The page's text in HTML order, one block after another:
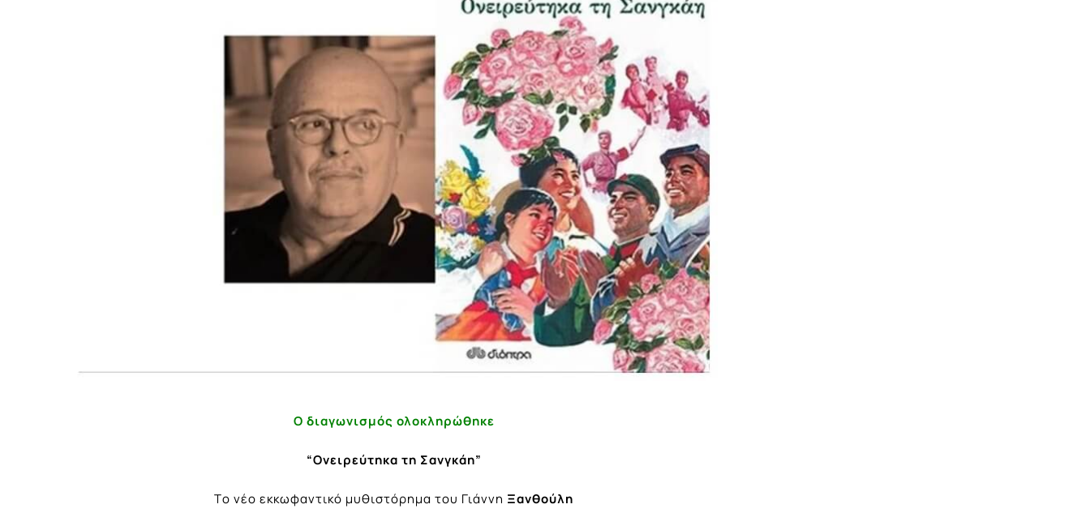
Ο διαγωνισμός ολοκληρώθηκε
“Ονειρεύτηκα τη Σανγκάη”
Tο νέο εκκωφαντικό μυθιστόρημα του Γιάννη Ξανθούλη